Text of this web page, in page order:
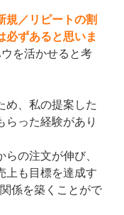
規／リピートの割
必ずあると思いま
を活かせると考
め、私の提案した
らった経験があり
の注文が伸び、
上も目標を達成す
係を築くことがで